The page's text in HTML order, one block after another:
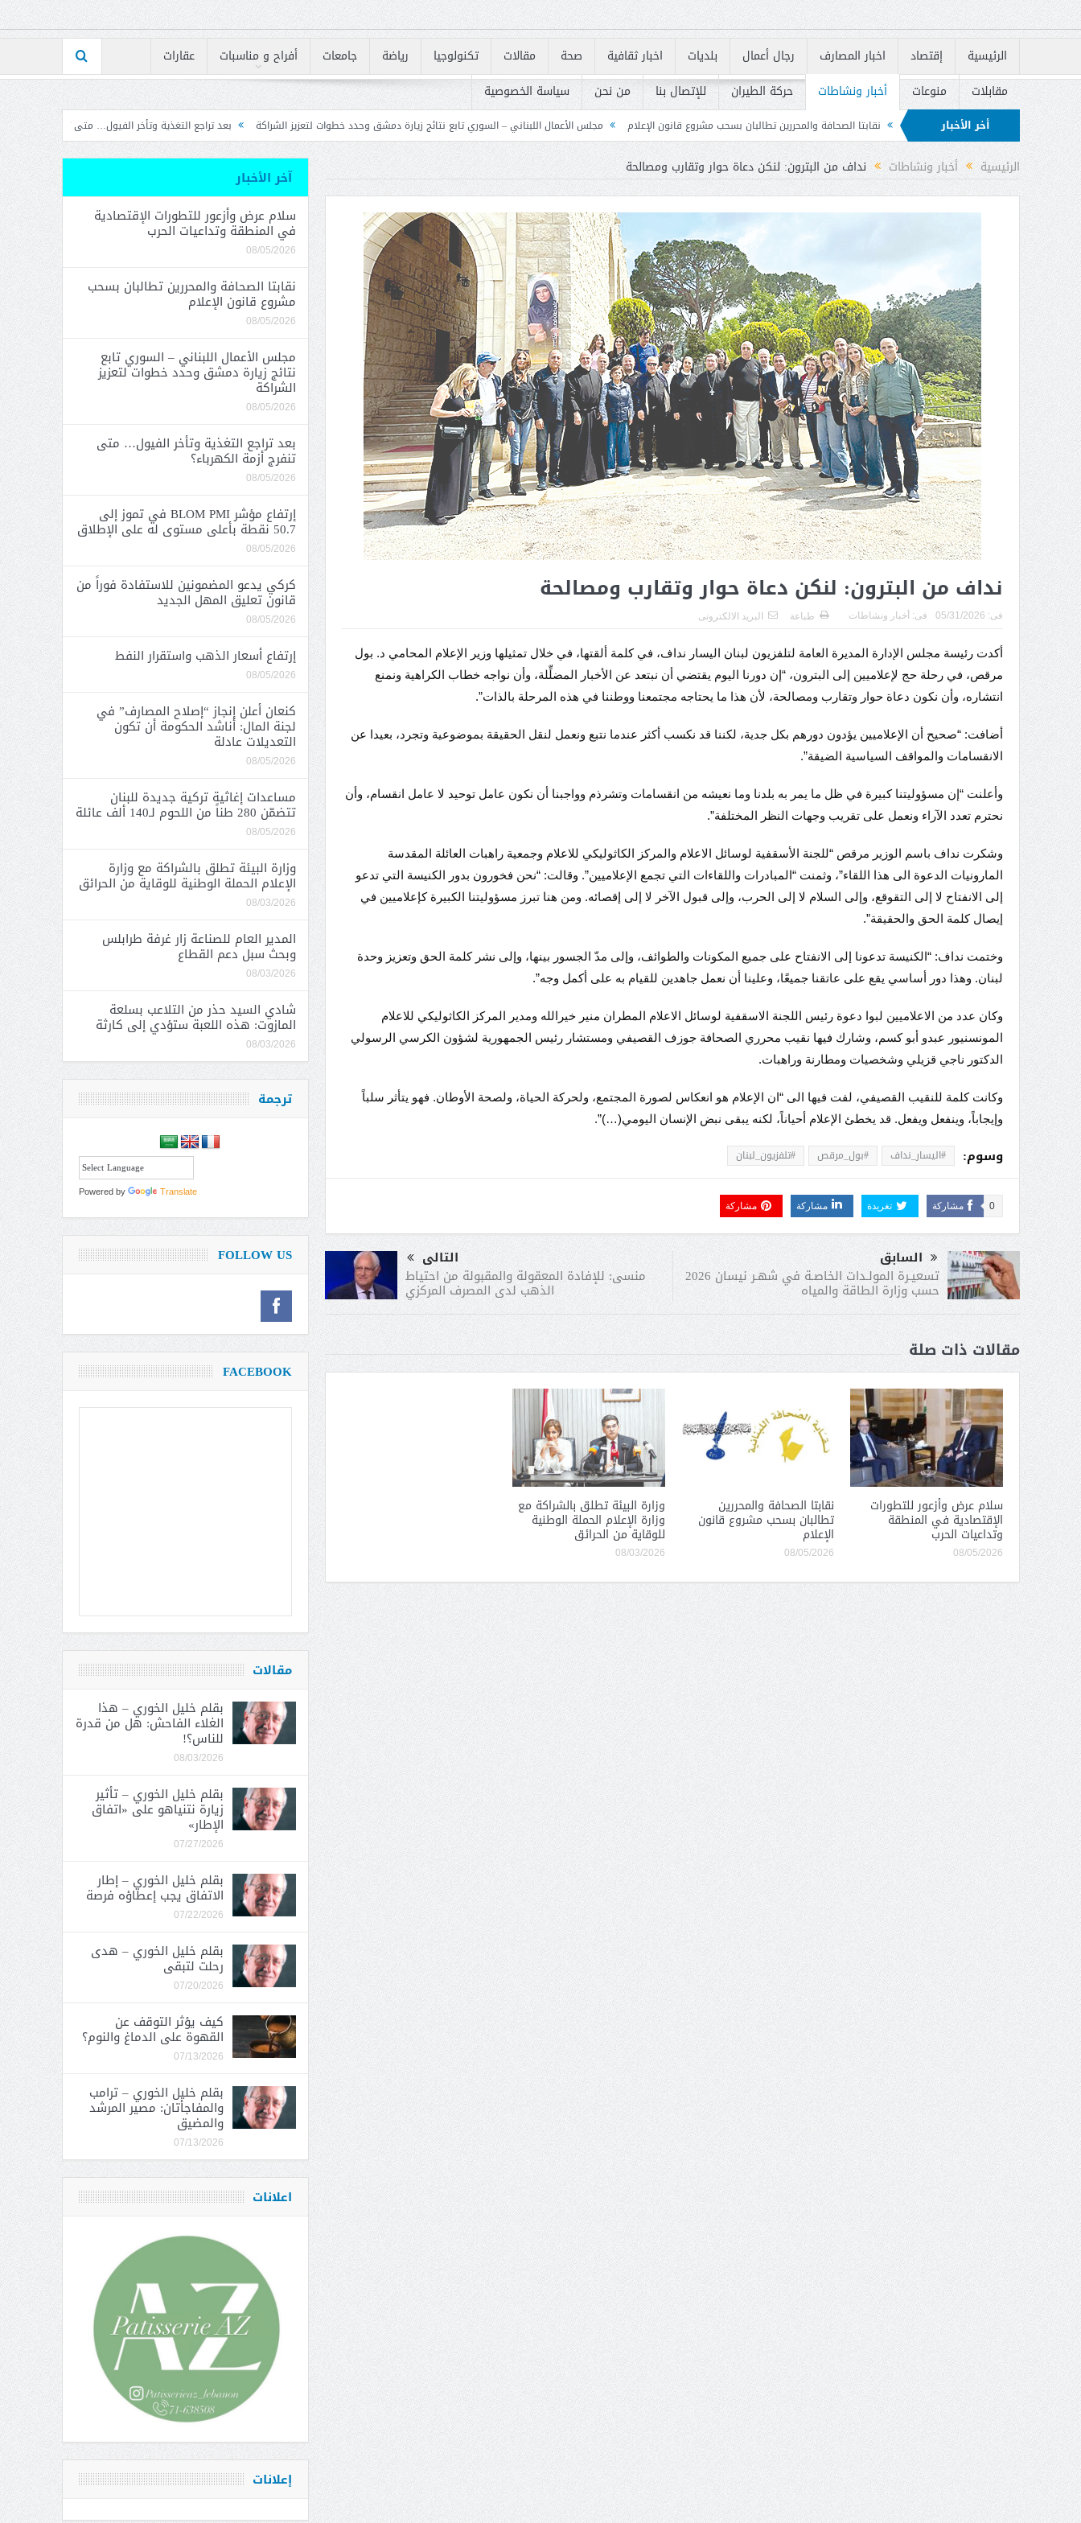
الرئيسية إقتصاد اخبار المصارف رجال أعمال بلديات اخبار ثقافية صحة مقالات تكنولوجيا رياضة جامعات أفراح و مناسبات
عقارات
مقابلات
منوعات أخبار ونشاطات حركة الطيران للإتصال بنا من نحن سياسة الخصوصية
أخر الأخبار وتداعيات الحرب نقابتا الصحافة والمحررين تطالبان بسحب مشروع قانون الإعلام مجلس الأعمال اللبناني – السوري تابع نتائج زيارة دمشق وحدد خطوات لتعزيز الشراكة بعد تراجع التغذية وتأخر الفيول… متى تنفرج أزمة الكهرباء؟
إرتفاع مؤشر BLOM PMI في تموز إلى 50.7 نقطة بأعلى مستوى له على الإطلاق
الوطنية للوقاية من الحرائق
الرئيسية أخبار ونشاطات نداف من البترون: لنكن دعاة حوار وتقارب ومصالحة
نداف من البترون: لنكن دعاة حوار وتقارب ومصالحة
فى: 05/31/2026 فى: أخبار ونشاطات طباعة البريد الالكترونى
أكدت رئيسة مجلس الإدارة المديرة العامة لتلفزيون لبنان اليسار نداف، في كلمة ألقتها، في خلال تمثيلها وزير الإعلام المحامي د. بول
مرقص، في رحلة حج لإعلاميين إلى البترون، “إن دورنا اليوم يقتضي أن نبتعد عن الأخبار المضلِّلة، وأن نواجه خطاب الكراهية ونمنع
انتشاره، وأن نكون دعاة حوار وتقارب ومصالحة، لأن هذا ما يحتاجه مجتمعنا ووطننا في هذه المرحلة بالذات”.
أضافت: “صحيح أن الإعلاميين يؤدون دورهم بكل جدية، لكننا قد نكسب أكثر عندما نتبع ونعمل لنقل الحقيقة بموضوعية وتجرد، بعيدا عن
الانقسامات والمواقف السياسية الضيقة”.
وأعلنت “إن مسؤوليتنا كبيرة في ظل ما يمر به بلدنا وما نعيشه من انقسامات وتشرذم وواجبنا أن نكون عامل توحيد لا عامل انقسام، وأن
نحترم تعدد الآراء ونعمل على تقريب وجهات النظر المختلفة”.
وشكرت نداف باسم الوزير مرقص “للجنة الأسقفية لوسائل الاعلام والمركز الكاثوليكي للاعلام وجمعية راهبات العائلة المقدسة
المارونيات الدعوة الى هذا اللقاء”، وثمنت “المبادرات واللقاءات التي تجمع الإعلاميين”. وقالت: “نحن فخورون بدور الكنيسة التي تدعو
إلى الانفتاح لا إلى التقوقع، وإلى السلام لا إلى الحرب، وإلى قبول الآخر لا إلى إقصائه. ومن هنا تبرز مسؤوليتنا الكبيرة كإعلاميين في
إيصال كلمة الحق والحقيقة”.
وختمت نداف: “الكنيسة تدعونا إلى الانفتاح على جميع المكونات والطوائف، وإلى مدّ الجسور بينها، وإلى نشر كلمة الحق وتعزيز وحدة
لبنان. وهذا دور أساسي يقع على عاتقنا جميعًا، وعلينا أن نعمل جاهدين للقيام به على أكمل وجه”.
وكان عدد من الاعلاميين لبوا دعوة رئيس اللجنة الاسقفية لوسائل الاعلام المطران منير خيرالله ومدير المركز الكاثوليكي للاعلام
المونسنيور عبدو أبو كسم، وشارك فيها نقيب محرري الصحافة جوزف القصيفي ومستشار رئيس الجمهورية لشؤون الكرسي الرسولي
الدكتور ناجي قزيلي وشخصيات ومطارنة وراهبات.
وكانت كلمة للنقيب القصيفي، لفت فيها الى “ان الإعلام هو انعكاس لصورة المجتمع، ولحركة الحياة، ولصحة الأوطان. فهو يتأثر سلباً
وإيجاباً، وينفعل ويفعل. قد يخطئ الإعلام أحياناً، لكنه يبقى نبض الإنسان اليومي(…)”.
وسوم: #اليسار_نداف #بول_مرقص #تلفزيون_لبنان
مشاركة 0 تغريدة مشاركة مشاركة
السابق
تسعيـرة المولـدات الخاصـة في شهـر نيسان 2026
حسب وزارة الطاقة والمياه
التالى
منسى: للإفادة المعقولة والمقبولة من احتياط
الذهب لدى المصرف المركزي
مقالات ذات صلة
سلام عرض وأزعور للتطورات
الإقتصادية في المنطقة
وتداعيات الحرب
08/05/2026
نقابتا الصحافة والمحررين
تطالبان بسحب مشروع قانون
الإعلام
08/05/2026
وزارة البيئة تطلق بالشراكة مع
وزارة الإعلام الحملة الوطنية
للوقاية من الحرائق
08/03/2026
آخر الأخبار
سلام عرض وأزعور للتطورات الإقتصادية
في المنطقة وتداعيات الحرب
08/05/2026
نقابتا الصحافة والمحررين تطالبان بسحب
مشروع قانون الإعلام
08/05/2026
مجلس الأعمال اللبناني – السوري تابع
نتائج زيارة دمشق وحدد خطوات لتعزيز
الشراكة
08/05/2026
بعد تراجع التغذية وتأخر الفيول… متى
تنفرج أزمة الكهرباء؟
08/05/2026
إرتفاع مؤشر BLOM PMI في تموز إلى
50.7 نقطة بأعلى مستوى له على الإطلاق
08/05/2026
كركي يدعو المضمونين للاستفادة فوراً من
قانون تعليق المهل الجديد
08/05/2026
إرتفاع أسعار الذهب واستقرار النفط
08/05/2026
كنعان أعلن إنجاز “إصلاح المصارف” في
لجنة المال: أناشد الحكومة أن تكون
التعديلات عادلة
08/05/2026
مساعدات إغاثية تركية جديدة للبنان
تتضمّن 280 طناً من اللحوم لـ140 ألف عائلة
08/05/2026
وزارة البيئة تطلق بالشراكة مع وزارة
الإعلام الحملة الوطنية للوقاية من الحرائق
08/03/2026
المدير العام للصناعة زار غرفة طرابلس
وبحث سبل دعم القطاع
08/03/2026
شادي السيد حذر من التلاعب بسلعة
المازوت: هذه اللعبة ستؤدي إلى كارثة
08/03/2026
ترجمة
Powered by Translate
FOLLOW US
FACEBOOK
مقالات
بقلم خليل الخوري – هذا
الغلاء الفاحش: هل من قدرة
للناس؟!
08/03/2026
بقلم خليل الخوري – تأثير
زيارة نتنياهو على «اتفاق
الإطار»
07/27/2026
بقلم خليل الخوري – إطار
الاتفاق يجب إعطاؤه فرصة
07/22/2026
بقلم خليل الخوري – هدى
رحلت لتبقى
07/20/2026
كيف يؤثر التوقف عن
القهوة على الدماغ والنوم؟
07/13/2026
بقلم خليل الخوري – ترامب
والمفاجأتان: مصير المرشد
والمضيق
07/13/2026
اعلانات
إعلانات